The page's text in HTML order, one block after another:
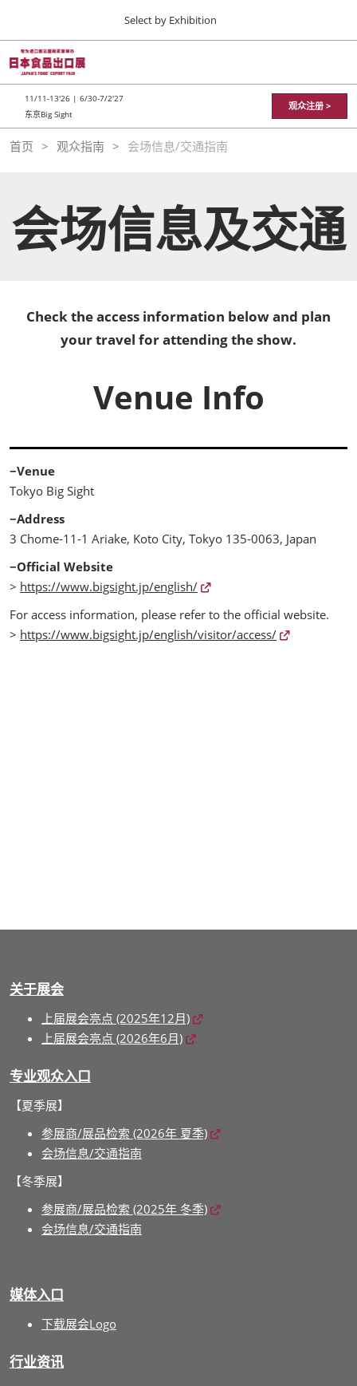
转
至
容
to
close
the
Select by Exhibition
11 11, 2026
日本食品出口展
11 11, 2026
東京ビッグサイト / Tokyo Big Sight
全
航
11/11-13'26 | 6/30-7/2'27
东京Big Sight
观众注册 >
首页 观众指南 会场信息/交通指南
会场信息及交通
Check the access information below and plan
your travel for attending the show.
Venue Info
−Venue
Tokyo Big Sight
−Address
3 Chome-11-1 Ariake, Koto City, Tokyo 135-0063, Japan
−Official Website
> https://www.bigsight.jp/english/
For access information, please refer to the official website.
> https://www.bigsight.jp/english/visitor/access/
关于展会
上届展会亮点 (2025年12月)
上届展会亮点 (2026年6月)
专业观众入口
【夏季展】
参展商/展品检索 (2026年 夏季)
会场信息/交通指南
【冬季展】
参展商/展品检索 (2025年 冬季)
会场信息/交通指南
媒体入口
下载展会Logo
行业资讯